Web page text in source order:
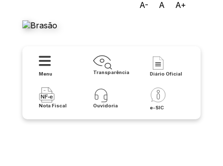
A- A A+
Menu Transparência Diário Oficial
Nota Fiscal Ouvidoria e-SIC